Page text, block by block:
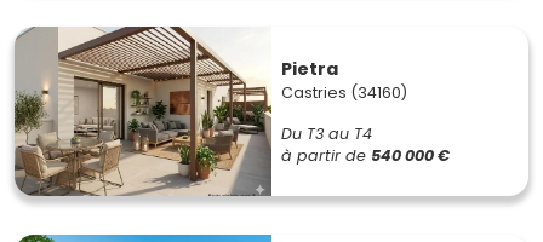
Pietra
Castries (34160)
Du T3 au T4
à partir de 540 000 €